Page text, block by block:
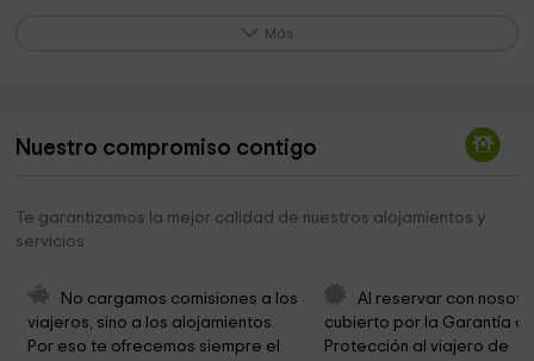
Ayuntamiento de Gironella 2,6 km
Sant Marc
La iglesia de Sant Andreu de Sagàs
Ermita de Sant Jordi
Más
Nuestro compromiso contigo
Te garantizamos la mejor calidad de nuestros alojamientos y
servicios
No cargamos comisiones a los
viajeros, sino a los alojamientos.
Por eso te ofrecemos siempre el
Al reservar con
cubierto por la Garantía
Protección al viajero de